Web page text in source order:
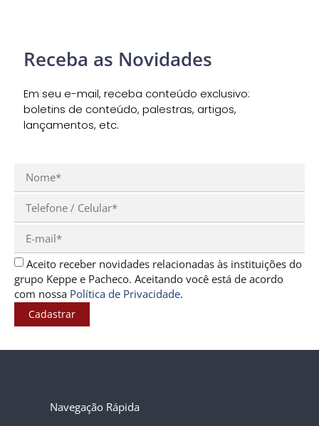
Receba as Novidades
Em seu e-mail, receba conteúdo exclusivo:
boletins de conteúdo, palestras, artigos,
lançamentos, etc.
Aceito receber novidades relacionadas às instituições do
grupo Keppe e Pacheco. Aceitando você está de acordo
com nossa Política de Privacidade.
Cadastrar
Navegação Rápida